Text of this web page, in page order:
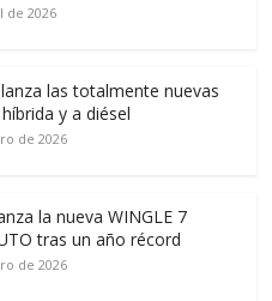
de 2026
las totalmente nuevas
y a diésel
de 2026
la nueva WINGLE 7
tras un año récord
de 2026